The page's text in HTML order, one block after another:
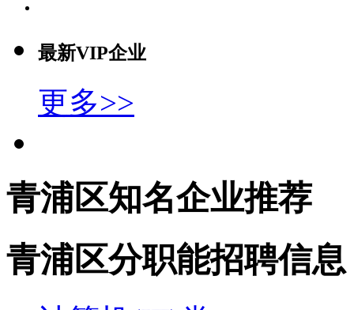
最新VIP企业
更多>>
青浦区知名企业推荐
青浦区分职能招聘信息